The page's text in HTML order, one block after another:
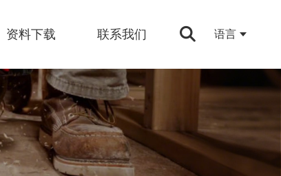
语言
资料下载 联系我们